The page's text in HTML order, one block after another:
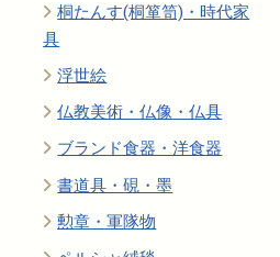
桐たんす(桐箪笥)・時代家
具
浮世絵
仏教美術・仏像・仏具
ブランド食器・洋食器
書道具・硯・墨
勲章・軍隊物